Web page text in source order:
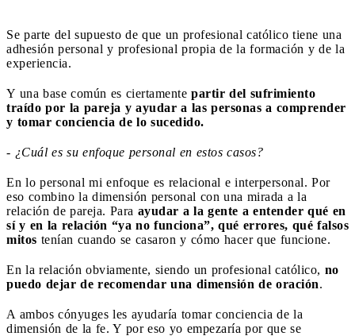
Se parte del supuesto de que un profesional católico tiene una
adhesión personal y profesional propia de la formación y de la
experiencia.
Y una base común es ciertamente partir del sufrimiento
traído por la pareja y ayudar a las personas a comprender
y tomar conciencia de lo sucedido.
- ¿Cuál es su enfoque personal en estos casos?
En lo personal mi enfoque es relacional e interpersonal. Por
eso combino la dimensión personal con una mirada a la
relación de pareja. Para ayudar a la gente a entender qué en
sí y en la relación “ya no funciona”, qué errores, qué falsos
mitos tenían cuando se casaron y cómo hacer que funcione.
En la relación obviamente, siendo un profesional católico, no
puedo dejar de recomendar una dimensión de oración.
A ambos cónyuges les ayudaría tomar conciencia de la
dimensión de la fe. Y por eso yo empezaría por que se